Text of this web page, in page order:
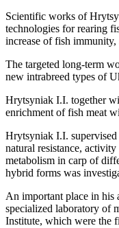
Scientific works of
technologies for rearing
increase of fish
The targeted long-term
new intrabreed types of
Hrytsyniak I.I. together
enrichment of fish meat
Hrytsyniak I.I.
natural resistance,
metabolism in carp of
hybrid forms was
An important place in his
specialized laboratory of
Institute, which were the